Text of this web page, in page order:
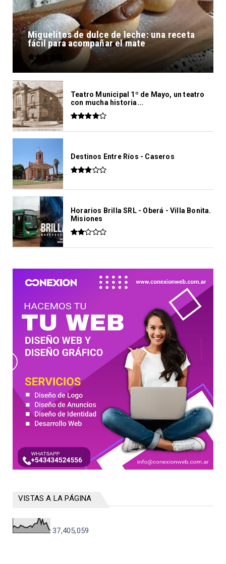
Miguelitos de dulce de leche: una receta
fácil para acompañar el mate
Teatro Municipal 1º de Mayo, un teatro
con mucha historia...
Destinos Entre Ríos - Caseros
Horarios Brilla SRL - Oberá - Villa Bonita.
Misiones
VISTAS A LA PÁGINA
37,405,059